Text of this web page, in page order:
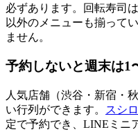
必ずあります。回転寿司
以外のメニューも揃って
ません。
予約しないと週末は1
人気店舗（渋谷・新宿・
い行列ができます。
スシ
定で予約でき、LINEミニ